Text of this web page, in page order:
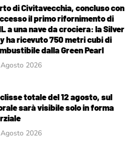
di Civitavecchia, concluso con
il primo rifornimento di
a una nave da crociera: la Silver
ha ricevuto 750 metri cubi di
dalla Green Pearl
2026
totale del 12 agosto, sul
sarà visibile solo in forma
2026